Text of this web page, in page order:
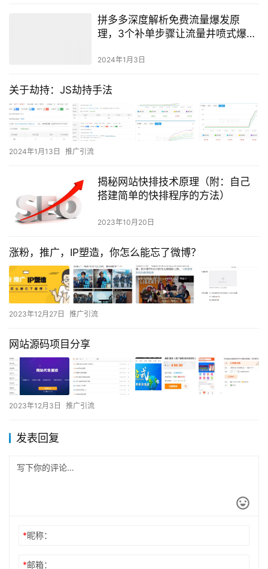
拼多多深度解析免费流量爆发原
理，3个补单步骤让流量井喷式爆
2024年1月3日
关于劫持：JS劫持手法
2024年1月13日 推广引流
揭秘网站快排技术原理（附：自己
搭建简单的快排程序的方法）
2023年10月20日
涨粉，推广，IP塑造，你怎么能忘了微博？
2023年12月27日 推广引流
网站源码项目分享
2023年12月3日 推广引流
发表回复
*昵称：
*邮箱：